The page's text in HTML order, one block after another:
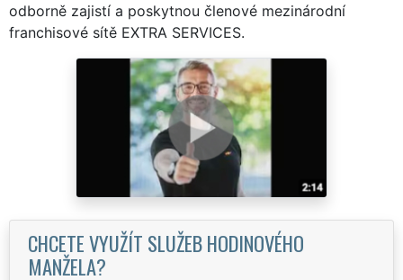
odborně zajistí a poskytnou členové mezinárodní
franchisové sítě EXTRA SERVICES.
CHCETE VYUŽÍT SLUŽEB HODINOVÉHO
MANŽELA?